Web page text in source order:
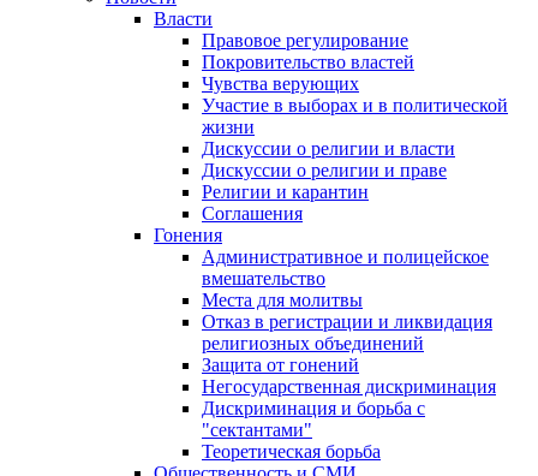
Власти
Правовое регулирование
Покровительство властей
Чувства верующих
Участие в выборах и в политической
жизни
Дискуссии о религии и власти
Дискуссии о религии и праве
Религии и карантин
Соглашения
Гонения
Административное и полицейское
вмешательство
Места для молитвы
Отказ в регистрации и ликвидация
религиозных объединений
Защита от гонений
Негосударственная дискриминация
Дискриминация и борьба с
"сектантами"
Теоретическая борьба